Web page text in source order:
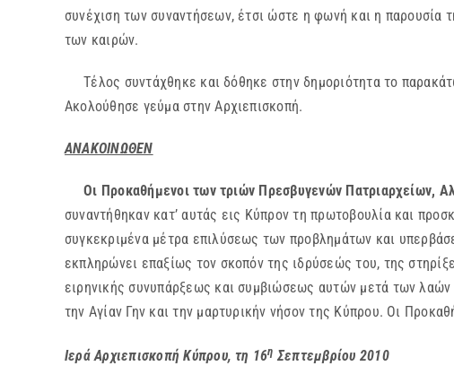
συνέχιση των συναντήσεων, έτσι ώστε η φωνή και η παρουσία
των καιρών.
Τέλος συντάχθηκε και δόθηκε στην δημοριότητα το
Ακολούθησε γεύμα στην Αρχιεπισκοπή.
ΑΝΑΚΟΙΝΩΘΕΝ
Οι Προκαθήμενοι των τριών Πρεσβυγενών Πατριαρχείων,
συναντήθηκαν κατ’ αυτάς εις Κύπρον τη πρωτοβουλία και
συγκεκριμένα μέτρα επιλύσεως των προβλημάτων και
εκπληρώνει επαξίως τον σκοπόν της ιδρύσεώς του, της
ειρηνικής συνυπάρξεως και συμβιώσεως αυτών μετά των λαών
την Αγίαν Γην και την μαρτυρικήν νήσον της Κύπρου. Οι
Ιερά Αρχιεπισκοπή Κύπρου, τη 16η Σεπτεμβρίου 2010